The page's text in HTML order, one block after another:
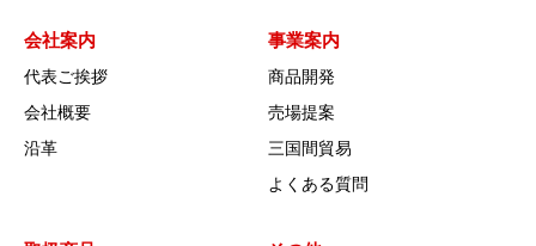
会社案内
代表ご挨拶
会社概要
沿革
事業案内
商品開発
売場提案
三国間貿易
よくある質問